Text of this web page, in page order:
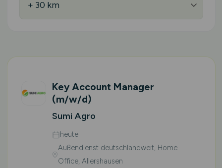
Key Account Manager
(m/w/d)
Sumi Agro
heute
Außendienst deutschlandweit, Home
Office, Allershausen